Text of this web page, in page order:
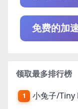
免费的加
领取最多排行榜
1 小兔子/Tiny